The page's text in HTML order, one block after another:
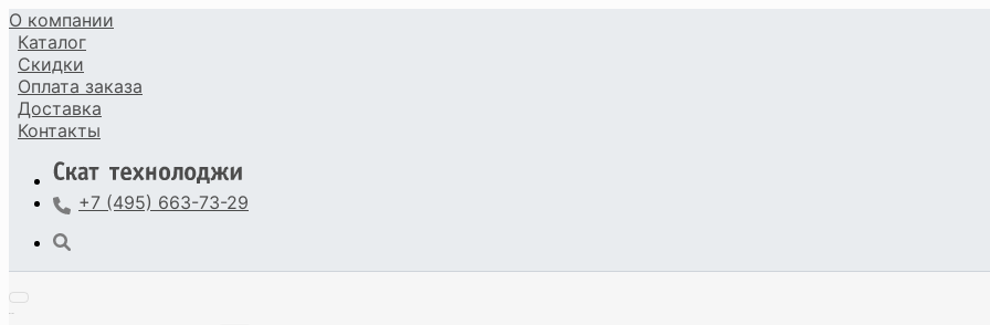
О компании
Каталог
Скидки
Оплата заказа
Доставка
Контакты
+7 (495) 663-73-29